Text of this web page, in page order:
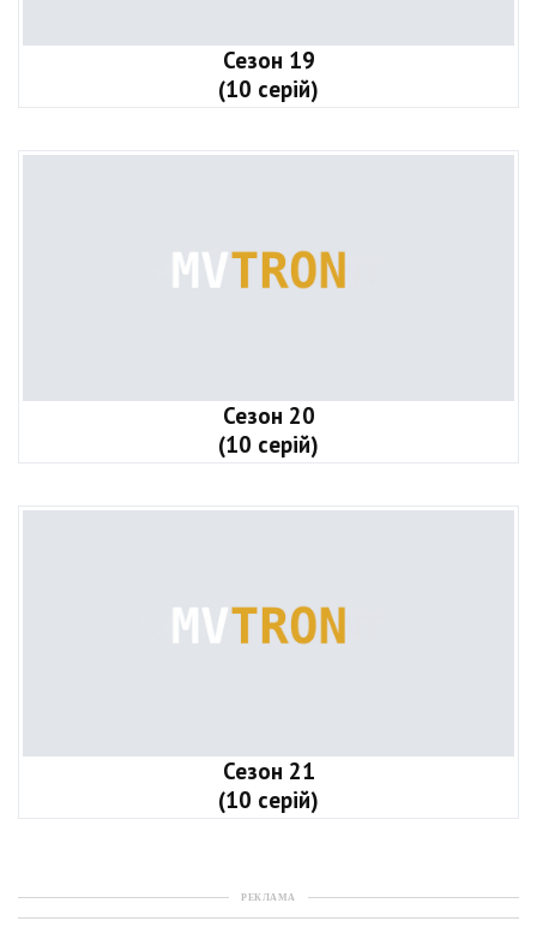
Сезон 19
(10 серій)
Сезон 20
(10 серій)
Сезон 21
(10 серій)
РЕКЛАМА